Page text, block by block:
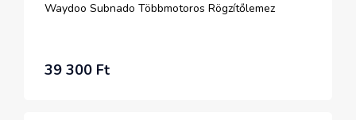
Waydoo Subnado Többmotoros Rögzítőlemez
39 300 Ft